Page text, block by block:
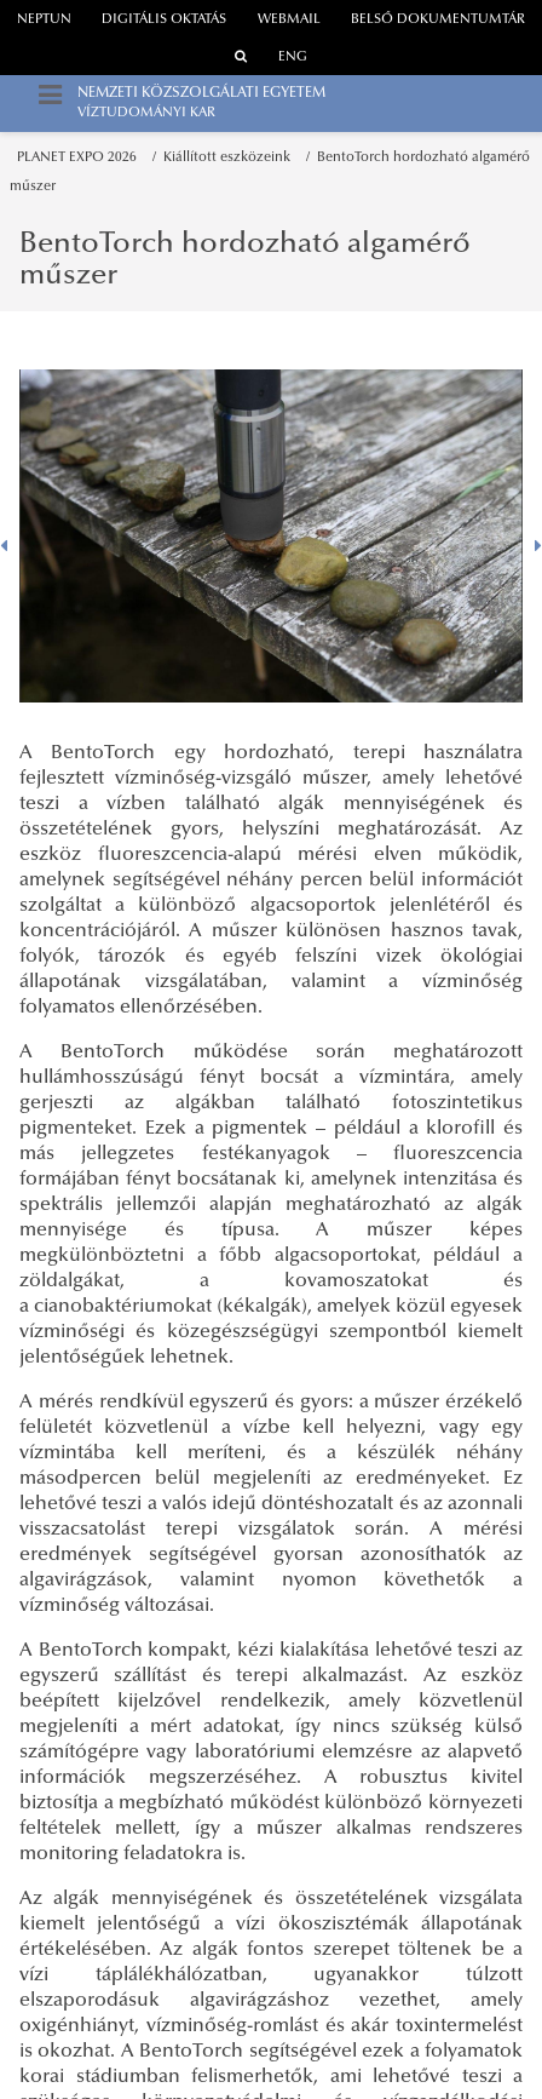
WEBMAIL
NEPTUN DIGITÁLIS OKTATÁS BELSŐ DOKUMENTUMTÁR
ENG
NEMZETI KÖZSZOLGÁLATI EGYETEM
VÍZTUDOMÁNYI KAR
PLANET EXPO 2026 Kiállított eszközeink BentoTorch hordozható algamérő
műszer
BentoTorch hordozható algamérő
műszer
A BentoTorch egy hordozható, terepi használatra
fejlesztett vízminőség-vizsgáló műszer, amely lehetővé
teszi a vízben található algák mennyiségének és
összetételének gyors, helyszíni meghatározását. Az
eszköz fluoreszcencia-alapú mérési elven működik,
amelynek segítségével néhány percen belül információt
szolgáltat a különböző algacsoportok jelenlétéről és
koncentrációjáról. A műszer különösen hasznos tavak,
folyók, tározók és egyéb felszíni vizek ökológiai
állapotának vizsgálatában, valamint a vízminőség
folyamatos ellenőrzésében.
A BentoTorch működése során meghatározott
hullámhosszúságú fényt bocsát a vízmintára, amely
gerjeszti az algákban található fotoszintetikus
pigmenteket. Ezek a pigmentek – például a klorofill és
más jellegzetes festékanyagok – fluoreszcencia
formájában fényt bocsátanak ki, amelynek intenzitása és
spektrális jellemzői alapján meghatározható az algák
mennyisége és típusa. A műszer képes
megkülönböztetni a főbb algacsoportokat, például a
zöldalgákat, a kovamoszatokat és
a cianobaktériumokat (kékalgák), amelyek közül egyesek
vízminőségi és közegészségügyi szempontból kiemelt
jelentőségűek lehetnek.
A mérés rendkívül egyszerű és gyors: a műszer érzékelő
felületét közvetlenül a vízbe kell helyezni, vagy egy
vízmintába kell meríteni, és a készülék néhány
másodpercen belül megjeleníti az eredményeket. Ez
lehetővé teszi a valós idejű döntéshozatalt és az azonnali
visszacsatolást terepi vizsgálatok során. A mérési
eredmények segítségével gyorsan azonosíthatók az
algavirágzások, valamint nyomon követhetők a
vízminőség változásai.
A BentoTorch kompakt, kézi kialakítása lehetővé teszi az
egyszerű szállítást és terepi alkalmazást. Az eszköz
beépített kijelzővel rendelkezik, amely közvetlenül
megjeleníti a mért adatokat, így nincs szükség külső
számítógépre vagy laboratóriumi elemzésre az alapvető
információk megszerzéséhez. A robusztus kivitel
biztosítja a megbízható működést különböző környezeti
feltételek mellett, így a műszer alkalmas rendszeres
monitoring feladatokra is.
Az algák mennyiségének és összetételének vizsgálata
kiemelt jelentőségű a vízi ökoszisztémák állapotának
értékelésében. Az algák fontos szerepet töltenek be a
vízi táplálékhálózatban, ugyanakkor túlzott
elszaporodásuk algavirágzáshoz vezethet, amely
oxigénhiányt, vízminőség-romlást és akár toxintermelést
is okozhat. A BentoTorch segítségével ezek a folyamatok
korai stádiumban felismerhetők, ami lehetővé teszi a